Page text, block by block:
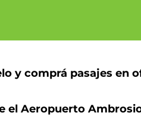
y comprá pasajes en
el Aeropuerto